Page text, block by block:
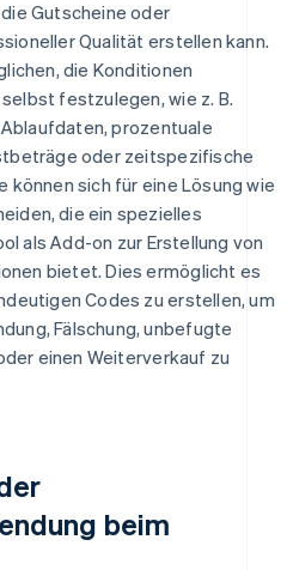
Gutscheine oder
Qualität erstellen kann.
die Konditionen
festzulegen, wie z. B.
prozentuale
oder zeitspezifische
können sich für eine Lösung wie
die ein spezielles
als Add-on zur Erstellung von
bietet. Dies ermöglicht es
Codes zu erstellen, um
Fälschung, unbefugte
einen Weiterverkauf zu
beim